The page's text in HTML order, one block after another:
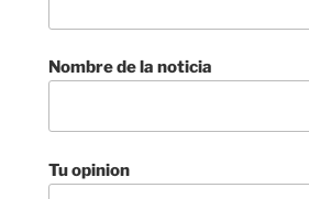
Nombre de la noticia
Tu opinion